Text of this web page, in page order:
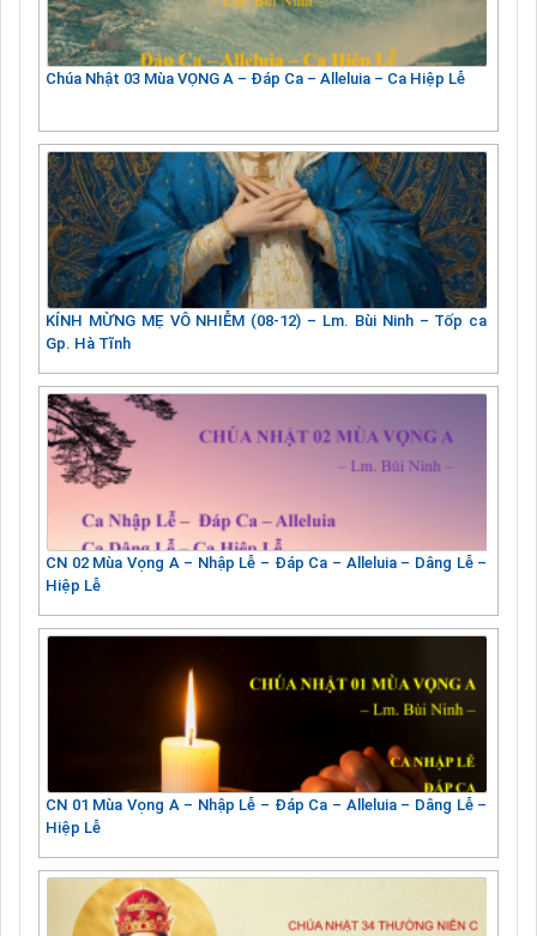
Chúa Nhật 03 Mùa VỌNG A – Đáp Ca – Alleluia – Ca Hiệp Lễ
KÍNH MỪNG MẸ VÔ NHIỄM (08-12) – Lm. Bùi Ninh – Tốp ca
Gp. Hà Tĩnh
CN 02 Mùa Vọng A – Nhập Lễ – Đáp Ca – Alleluia – Dâng Lễ –
Hiệp Lễ
CN 01 Mùa Vọng A – Nhập Lễ – Đáp Ca – Alleluia – Dâng Lễ –
Hiệp Lễ